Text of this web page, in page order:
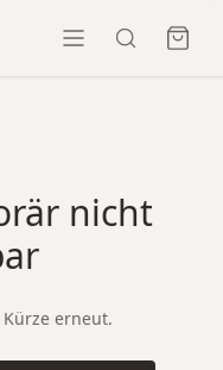
nicht
erneut.